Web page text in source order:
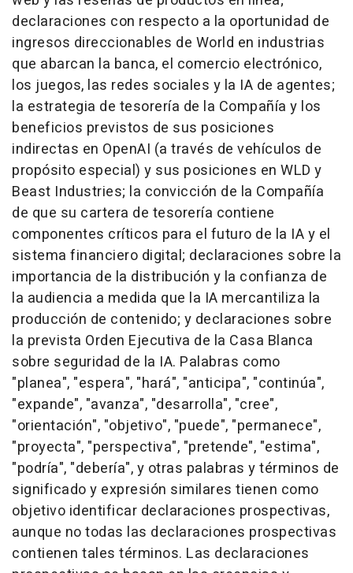
declaraciones con respecto a la oportunidad de
ingresos direccionables de World en industrias
que abarcan la banca, el comercio electrónico,
los juegos, las redes sociales y la IA de agentes;
la estrategia de tesorería de la Compañía y los
beneficios previstos de sus posiciones
indirectas en OpenAI (a través de vehículos de
propósito especial) y sus posiciones en WLD y
Beast Industries; la convicción de la Compañía
de que su cartera de tesorería contiene
componentes críticos para el futuro de la IA y el
sistema financiero digital; declaraciones sobre la
importancia de la distribución y la confianza de
la audiencia a medida que la IA mercantiliza la
producción de contenido; y declaraciones sobre
la prevista Orden Ejecutiva de la Casa Blanca
sobre seguridad de la IA. Palabras como
"planea", "espera", "hará", "anticipa", "continúa",
"expande", "avanza", "desarrolla", "cree",
"orientación", "objetivo", "puede", "permanece",
"proyecta", "perspectiva", "pretende", "estima",
"podría", "debería", y otras palabras y términos de
significado y expresión similares tienen como
objetivo identificar declaraciones prospectivas,
aunque no todas las declaraciones prospectivas
contienen tales términos. Las declaraciones